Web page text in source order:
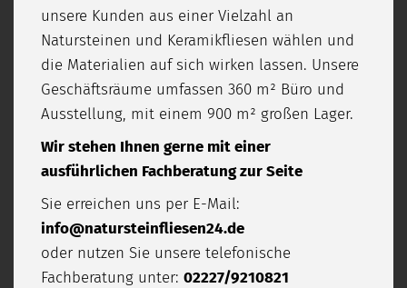
unsere Kunden aus einer Vielzahl an
Natursteinen und Keramikfliesen wählen und
die Materialien auf sich wirken lassen. Unsere
Geschäftsräume umfassen 360 m² Büro und
Ausstellung, mit einem 900 m² großen Lager.
Wir stehen Ihnen gerne mit einer
ausführlichen Fachberatung zur Seite
Sie erreichen uns per E-Mail:
info@natursteinfliesen24.de
oder nutzen Sie unsere telefonische
Fachberatung unter: 02227/9210821